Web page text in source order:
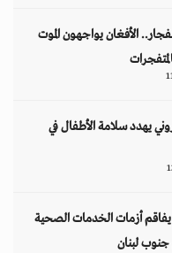
الأفغان يواجهون الموت
يهدد سلامة الأطفال في
أزمات الخدمات الصحية
لبنان